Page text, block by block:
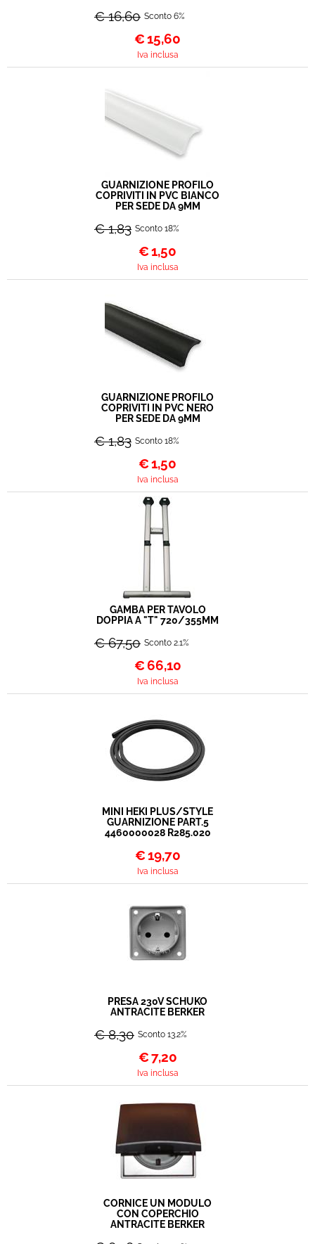
€ 16,60 Sconto 6%
€15,60
Iva inclusa
GUARNIZIONE PROFILO
COPRIVITI IN PVC BIANCO
PER SEDE DA 9MM
€ 1,83 Sconto 18%
€1,50
Iva inclusa
GUARNIZIONE PROFILO
COPRIVITI IN PVC NERO
PER SEDE DA 9MM
€ 1,83 Sconto 18%
€1,50
Iva inclusa
GAMBA PER TAVOLO
DOPPIA A "T" 720/355MM
€ 67,50 Sconto 2.1%
€66,10
Iva inclusa
MINI HEKI PLUS/STYLE
GUARNIZIONE PART.5
4460000028 R285.020
€19,70
Iva inclusa
PRESA 230V SCHUKO
ANTRACITE BERKER
€ 8,30 Sconto 13.2%
€7,20
Iva inclusa
CORNICE UN MODULO
CON COPERCHIO
ANTRACITE BERKER